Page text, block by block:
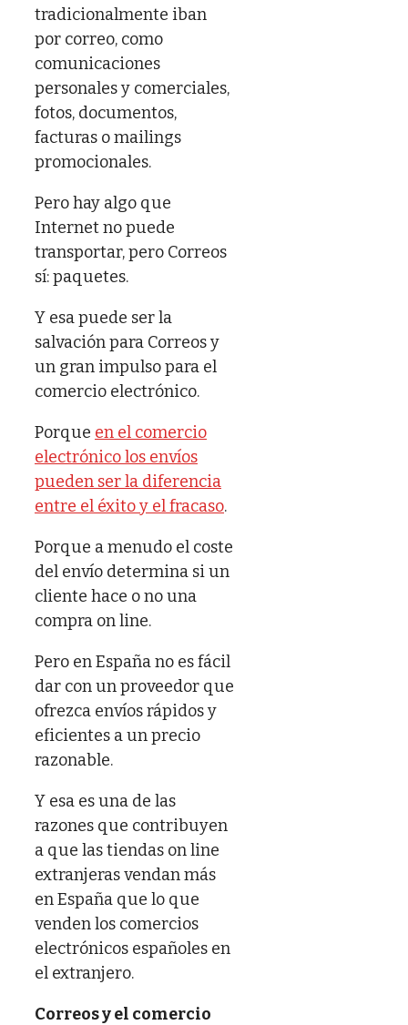
tradicionalmente iban
por correo, como
comunicaciones
personales y comerciales,
fotos, documentos,
facturas o mailings
promocionales.
Pero hay algo que
Internet no puede
transportar, pero Correos
sí: paquetes.
Y esa puede ser la
salvación para Correos y
un gran impulso para el
comercio electrónico.
Porque en el comercio
electrónico los envíos
pueden ser la diferencia
entre el éxito y el fracaso.
Porque a menudo el coste
del envío determina si un
cliente hace o no una
compra on line.
Pero en España no es fácil
dar con un proveedor que
ofrezca envíos rápidos y
eficientes a un precio
razonable.
Y esa es una de las
razones que contribuyen
a que las tiendas on line
extranjeras vendan más
en España que lo que
venden los comercios
electrónicos españoles en
el extranjero.
Correos y el comercio